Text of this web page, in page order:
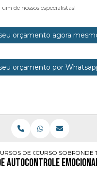
de nossos especialistas!
orçamento agora
orçamento por
DE CONTROLE
CURSO SOBREONDE
Autocontrole